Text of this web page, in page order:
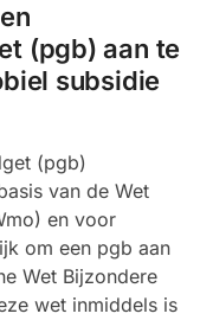
(pgb) aan te
subsidie
(pgb)
van de Wet
en voor
om een pgb aan
Wet Bijzondere
wet inmiddels is